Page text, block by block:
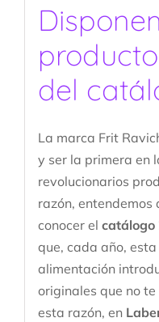
del
La marca Frit
y ser la primera en
revolucionarios
razón, entendemos
conocer el catálogo
que, cada año,
alimentación
originales que no
esta razón, en